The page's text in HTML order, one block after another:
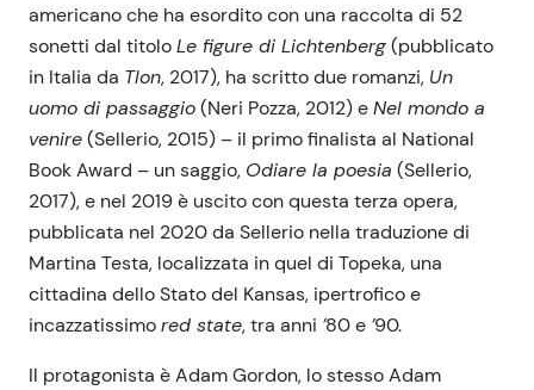
americano che ha esordito con una raccolta di 52
sonetti dal titoloLe figure di Lichtenberg(pubblicato
in Italia da Tlon, 2017), ha scritto due romanzi, Un
uomo di passaggio(Neri Pozza, 2012) eNel mondo a
venire(Sellerio, 2015) – il primo finalista al National
Book Award – un saggio, Odiare la poesia (Sellerio,
2017), e nel 2019 è uscito con questa terza opera,
pubblicata nel 2020 da Sellerio nella traduzione di
Martina Testa, localizzata in quel di Topeka, una
cittadina dello Stato del Kansas, ipertrofico e
incazzatissimored state, tra anni ’80 e ’90.
Il protagonista è Adam Gordon, lo stesso Adam